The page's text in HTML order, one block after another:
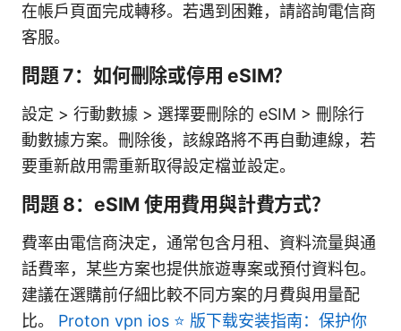
在帳戶頁面完成轉移。若遇到困難，請諮詢電信商
客服。
問題 7：如何刪除或停用 eSIM？
設定 > 行動數據 > 選擇要刪除的 eSIM > 刪除行
動數據方案。刪除後，該線路將不再自動連線，若
要重新啟用需重新取得設定檔並設定。
問題 8：eSIM 使用費用與計費方式？
費率由電信商決定，通常包含月租、資料流量與通
話費率，某些方案也提供旅遊專案或預付資料包。
建議在選購前仔細比較不同方案的月費與用量配
比。 Proton vpn ios ⭐ 版下载安装指南：保护你